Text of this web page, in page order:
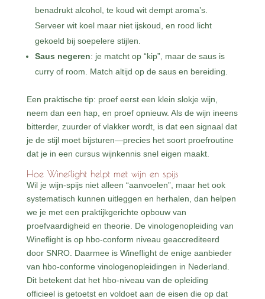
benadrukt alcohol, te koud wit dempt aroma’s.
Serveer wit koel maar niet ijskoud, en rood licht
gekoeld bij soepelere stijlen.
Saus negeren: je matcht op “kip”, maar de saus is
curry of room. Match altijd op de saus en bereiding.
Een praktische tip: proef eerst een klein slokje wijn,
neem dan een hap, en proef opnieuw. Als de wijn ineens
bitterder, zuurder of vlakker wordt, is dat een signaal dat
je de stijl moet bijsturen—precies het soort proefroutine
dat je in een cursus wijnkennis snel eigen maakt.
Hoe Wineflight helpt met wijn en spijs
Wil je wijn-spijs niet alleen “aanvoelen”, maar het ook
systematisch kunnen uitleggen en herhalen, dan helpen
we je met een praktijkgerichte opbouw van
proefvaardigheid en theorie. De vinologenopleiding van
Wineflight is op hbo-conform niveau geaccrediteerd
door SNRO. Daarmee is Wineflight de enige aanbieder
van hbo-conforme vinologenopleidingen in Nederland.
Dit betekent dat het hbo-niveau van de opleiding
officieel is getoetst en voldoet aan de eisen die op dat